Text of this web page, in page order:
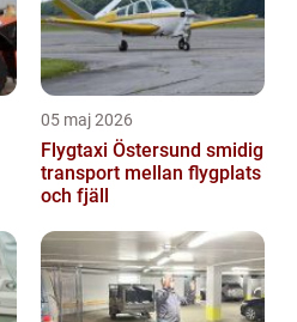
05 maj 2026
Flygtaxi Östersund smidig
transport mellan flygplats
och fjäll